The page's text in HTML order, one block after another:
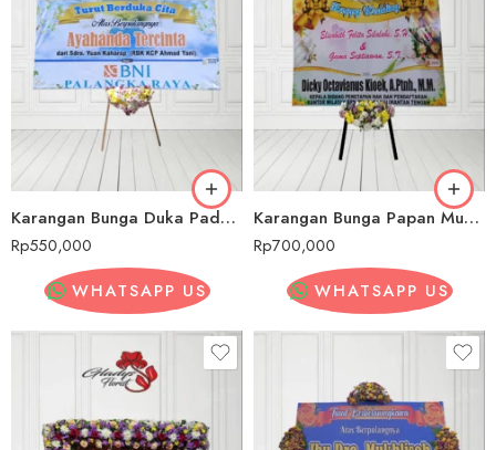
Karangan Bunga Duka Padang Pariaman
Rp550,000
WHATSAPP US
Karangan Bunga Papan Murah Padang Pariaman
Rp700,000
WHATSAPP US